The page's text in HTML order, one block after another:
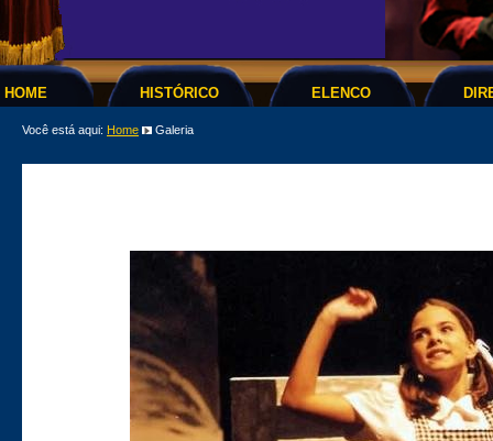
HOME HISTÓRICO ELENCO
Você está aqui: Home Galeria